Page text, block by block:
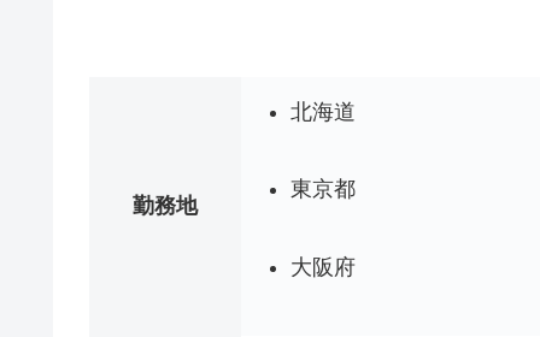
勤務地
北海道
東京都
大阪府